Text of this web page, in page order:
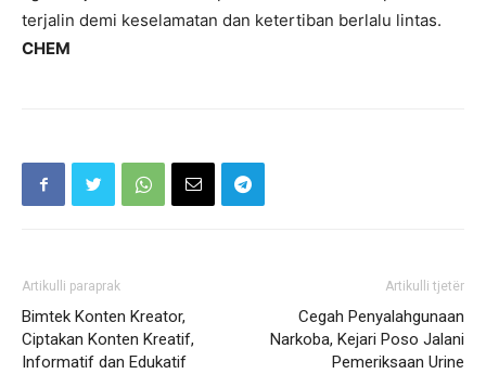
terjalin demi keselamatan dan ketertiban berlalu lintas.
CHEM
Artikulli paraprak
Bimtek Konten Kreator,
Ciptakan Konten Kreatif,
Informatif dan Edukatif
Artikulli tjetër
Cegah Penyalahgunaan
Narkoba, Kejari Poso Jalani
Pemeriksaan Urine